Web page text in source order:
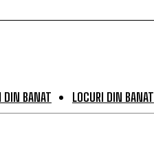
DIN BANAT LOCURI DIN BANAT